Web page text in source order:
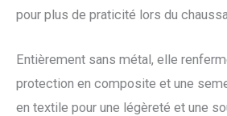
pour plus de praticité lors du
Entièrement sans métal, elle
protection en composite et une
en textile pour une légèreté et une